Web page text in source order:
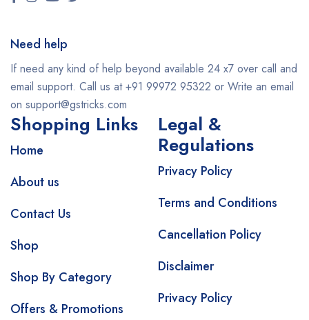
Need help
If need any kind of help beyond available 24 x7 over call and
email support. Call us at +91 99972 95322 or Write an email
on support@gstricks.com
Shopping Links
Home
About us
Contact Us
Shop
Shop By Category
Offers & Promotions
Legal &
Regulations
Privacy Policy
Terms and Conditions
Cancellation Policy
Disclaimer
Privacy Policy